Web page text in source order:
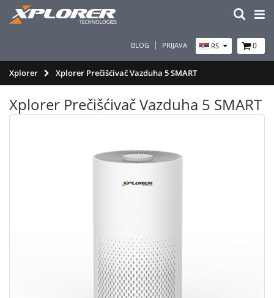
BLOG PRIJAVA RS 0
Xplorer Xplorer Prečišćivač Vazduha 5 SMART
Xplorer Prečišćivač Vazduha 5 SMART